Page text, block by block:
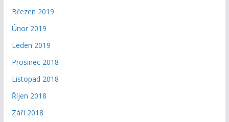
Březen 2019
Únor 2019
Leden 2019
Prosinec 2018
Listopad 2018
Říjen 2018
Září 2018